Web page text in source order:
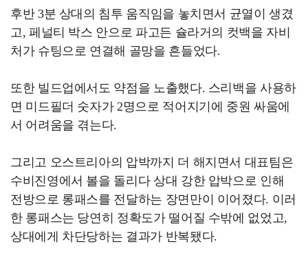
후반 3분 상대의 침투 움직임을 놓치면서 균열이 생겼
고, 페널티 박스 안으로 파고든 슐라거의 컷백을 자비
처가 슈팅으로 연결해 골망을 흔들었다.
또한 빌드업에서도 약점을 노출했다. 스리백을 사용하
면 미드필더 숫자가 2명으로 적어지기에 중원 싸움에
서 어려움을 겪는다.
그리고 오스트리아의 압박까지 더 해지면서 대표팀은
수비진영에서 볼을 돌리다 상대 강한 압박으로 인해
전방으로 롱패스를 전달하는 장면만이 이어졌다. 이러
한 롱패스는 당연히 정확도가 떨어질 수밖에 없었고,
상대에게 차단당하는 결과가 반복됐다.